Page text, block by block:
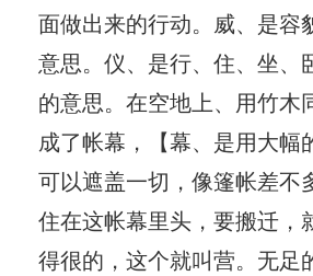
面做出来的行动。威、是容
意思。仪、是行、住、坐、
的意思。在空地上、用竹木
成了帐幕，【幕、是用大幅
可以遮盖一切，像篷帐差不
住在这帐幕里头，要搬迁，
得很的，这个就叫营。无足